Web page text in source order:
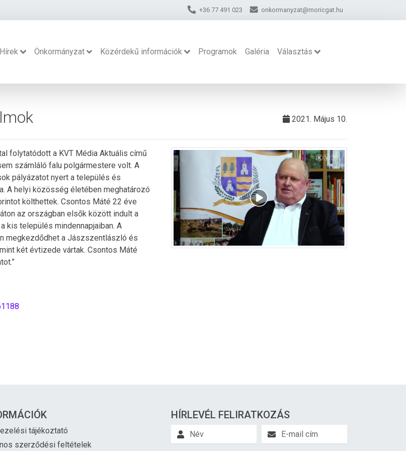
+36 77 491 023 onkormanyzat@moricgat.hu
Hírek Önkormányzat Közérdekű információk Programok Galéria Választás
2021. Május 10.
folytatódott a KVT Média Aktuális című
számláló falu polgármestere volt. A
pályázatot nyert a település és
A helyi közösség életében meghatározó
költhettek. Csontos Máté 22 éve
az országban elsők között indult a
kis település mindennapjaiban. A
megkezdődhet a Jászszentlászló és
két évtizede vártak. Csontos Máté
tájékoztató
szerződési feltételek
HÍRLEVÉL FELIRATKOZÁS